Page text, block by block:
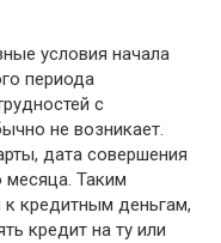
условия начала
периода
с
не возникает.
дата совершения
месяца. Таким
кредитным деньгам,
кредит на ту или